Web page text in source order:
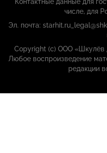
Контактные данные для
числе, для
Эл. почта:
Copyright (с) ООО «Шкулёв
Любое воспроизведение
редакции